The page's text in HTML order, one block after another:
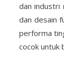
dan industri
dan desain
performa
cocok untuk